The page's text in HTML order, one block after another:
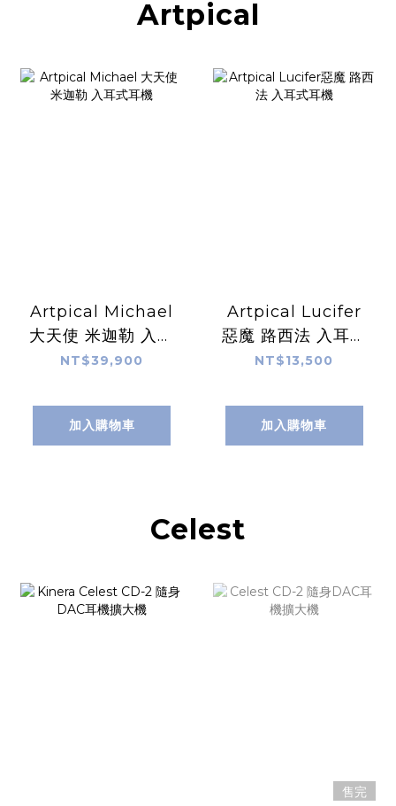
Artpical
Artpical Michael
大天使 米迦勒 入耳
式耳機
NT$39,900
加入購物車
Artpical Lucifer
惡魔 路西法 入耳式
耳機
NT$13,500
加入購物車
Celest
售完